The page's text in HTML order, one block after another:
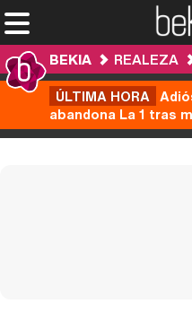
BEKIA REALEZA
ÚLTIMA HORA
abandona La 1 tras